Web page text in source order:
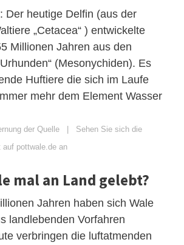
Der heutige Delfin (aus der
„Cetacea“ ) entwickelte
Millionen Jahren aus den
(Mesonychiden). Es
Huftiere die sich im Laufe
mehr dem Element Wasser
der Quelle | Sehen Sie sich die
auf pottwale.de an
mal an Land gelebt?
Jahren haben sich Wale
landlebenden Vorfahren
verbringen die luftatmenden